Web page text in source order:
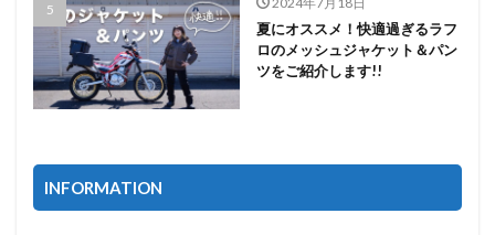
夏にオススメ！快適過ぎるラフ
ロのメッシュジャケット＆パン
ツをご紹介します!!
INFORMATION